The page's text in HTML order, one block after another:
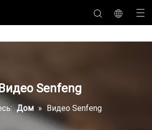
Senfeng
Дом » Видео Senfeng